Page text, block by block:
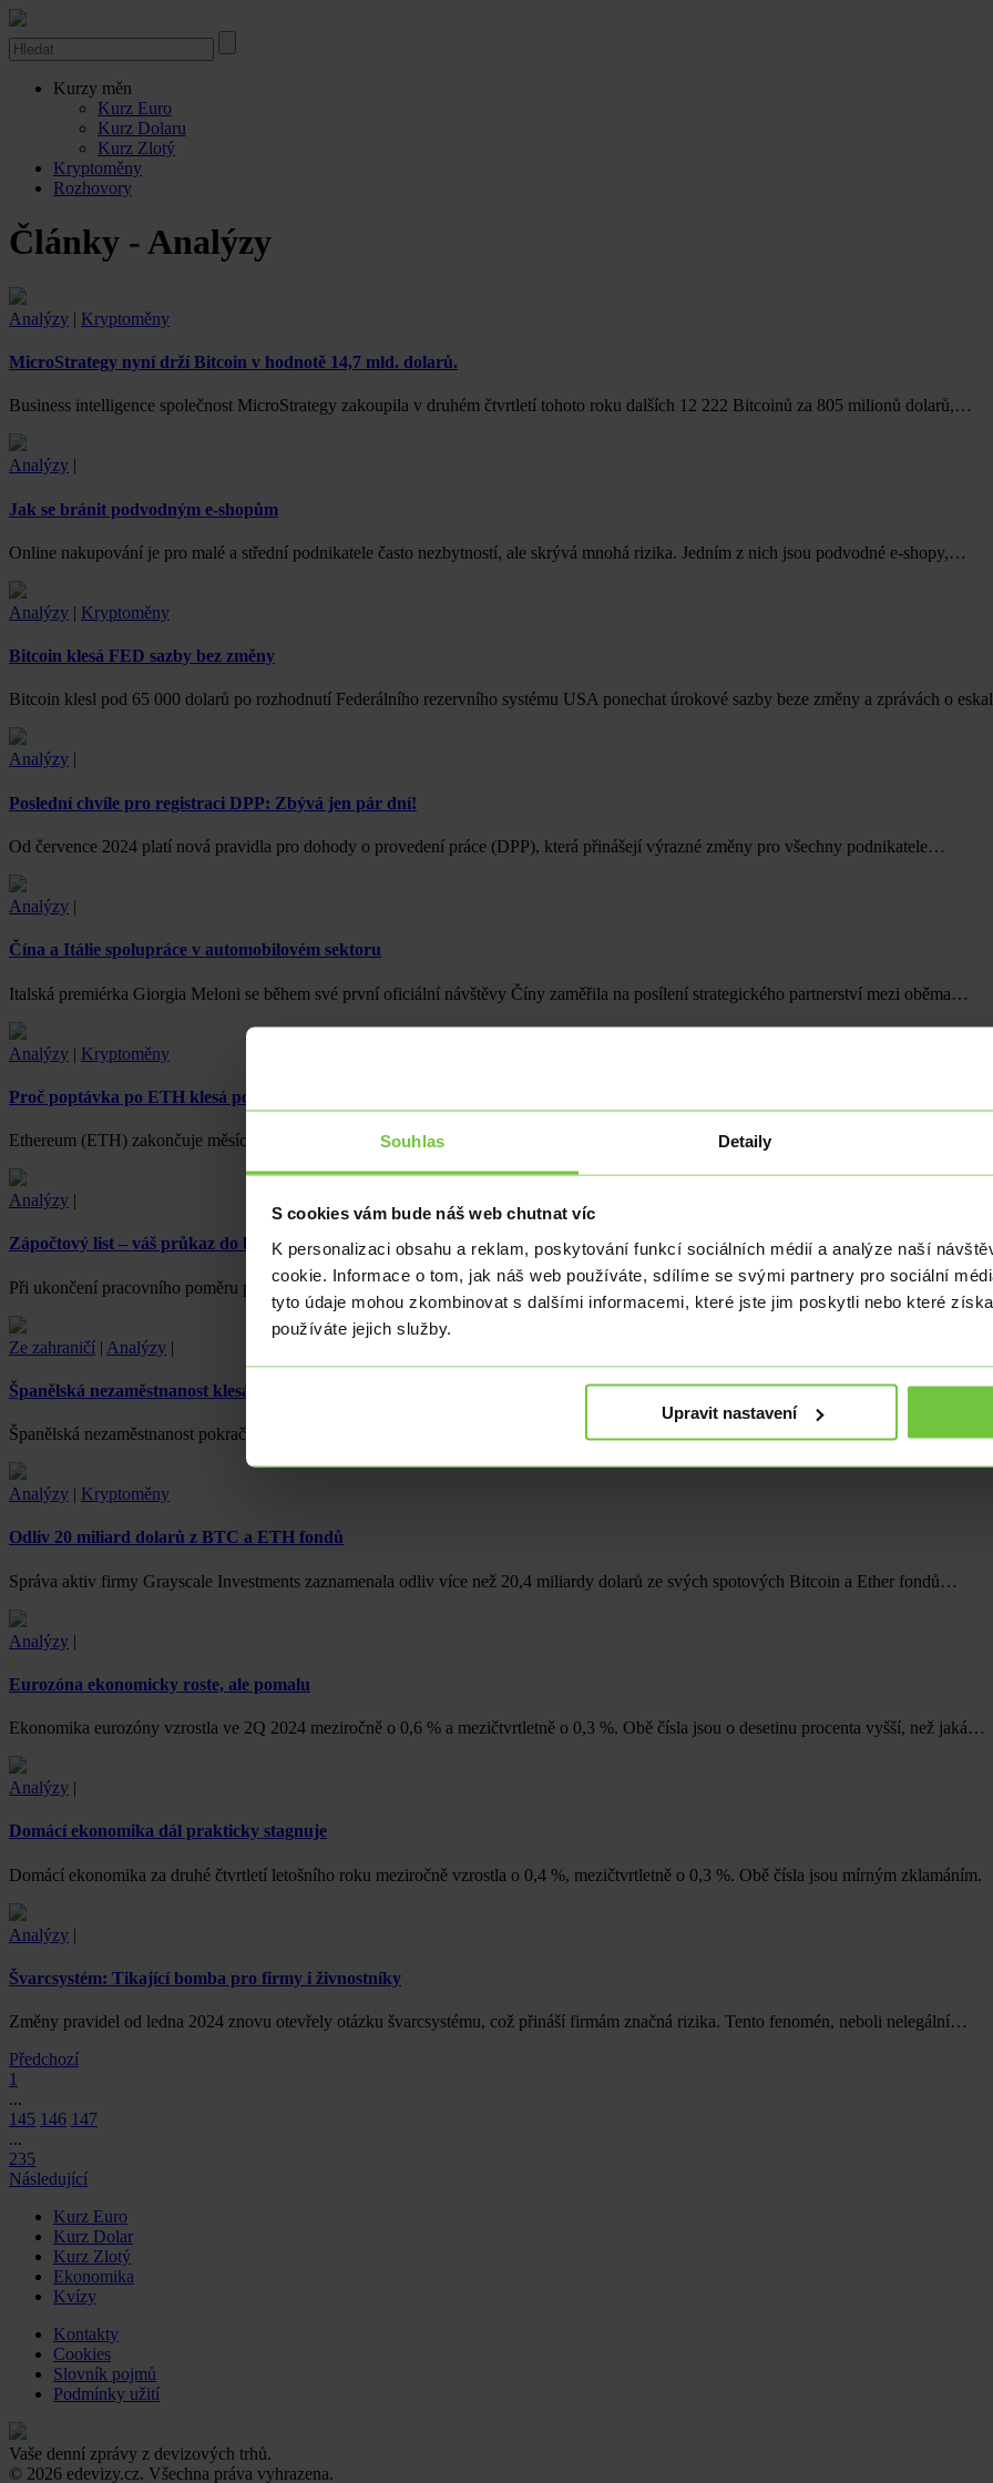
Souhlas Detaily
S cookies vám bude náš web chutnat víc
K personalizaci obsahu a reklam, poskytování funkcí sociálních médií a analýze naší
cookie. Informace o tom, jak náš web používáte, sdílíme se svými partnery pro sociální
tyto údaje mohou zkombinovat s dalšími informacemi, které jste jim poskytli nebo které
používáte jejich služby.
Upravit nastavení
Kurzy měn
Kurz Euro
Kurz Dolaru
Kurz Zlotý
Kryptoměny
Rozhovory
Články - Analýzy
Analýzy | Kryptoměny
MicroStrategy nyní drží Bitcoin v hodnotě 14,7 mld. dolarů.
Business intelligence společnost MicroStrategy zakoupila v druhém čtvrtletí tohoto roku dalších 12 222 Bitcoinů za 805 milionů dolarů,…
Analýzy |
Jak se bránit podvodným e-shopům
Online nakupování je pro malé a střední podnikatele často nezbytností, ale skrývá mnohá rizika. Jedním z nich jsou podvodné e-shopy,…
Analýzy | Kryptoměny
Bitcoin klesá FED sazby bez změny
Bitcoin klesl pod 65 000 dolarů po rozhodnutí Federálního rezervního systému USA ponechat úrokové sazby beze změny a zprávách o
Analýzy
Poslední chvíle pro registraci DPP: Zbývá jen pár dní!
Od července 2024 platí nová pravidla pro dohody o provedení práce (DPP), která přinášejí výrazné změny pro všechny podnikatele…
Analýzy |
Čína a Itálie spolupráce v automobilovém sektoru
Italská premiérka Giorgia Meloni se během své první oficiální návštěvy Číny zaměřila na posílení strategického partnerství mezi oběma…
Analýzy | Kryptoměny
Proč poptávka po ETH klesá po uvedení Ethereum ETF
Ethereum (ETH) zakončuje měsíc červenec se ztrátou přibližně 1 %, navzdory spuštění spotových ETF na Ethereum ve Spojených státech…
Analýzy |
Zápočtový list – váš průkaz do budoucnosti
Při ukončení pracovního poměru přichází na řadu zápočtový list, dokument, který hraje zásadní roli v budoucnosti zaměstnanců i jejich…
Ze zahraničí | Analýzy |
Španělská nezaměstnanost klesá
Španělská nezaměstnanost pokračuje v poklesu, podpořena cestovním ruchem a silným růstem HDP. Ve druhém čtvrtletí tohoto roku klesla
Analýzy | Kryptoměny
Odliv 20 miliard dolarů z BTC a ETH fondů
Správa aktiv firmy Grayscale Investments zaznamenala odliv více než 20,4 miliardy dolarů ze svých spotových Bitcoin a Ether fondů…
Analýzy |
Eurozóna ekonomicky roste, ale pomalu
Ekonomika eurozóny vzrostla ve 2Q 2024 meziročně o 0,6 % a mezičtvrtletně o 0,3 %. Obě čísla jsou o desetinu procenta vyšší, než jaká…
Analýzy |
Domácí ekonomika dál prakticky stagnuje
Domácí ekonomika za druhé čtvrtletí letošního roku meziročně vzrostla o 0,4 %, mezičtvrtletně o 0,3 %. Obě čísla jsou mírným zklamáním.
Analýzy |
Švarcsystém: Tikající bomba pro firmy i živnostníky
Změny pravidel od ledna 2024 znovu otevřely otázku švarcsystému, což přináší firmám značná rizika. Tento fenomén, neboli nelegální…
Předchozí
1
...
145 146 147
...
235
Následující
Kurz Euro
Kurz Dolar
Kurz Zlotý
Ekonomika
Kvízy
Kontakty
Cookies
Slovník pojmů
Podmínky užití
Vaše denní zprávy z devizových trhů.
© 2026 edevizy.cz. Všechna práva vyhrazena.